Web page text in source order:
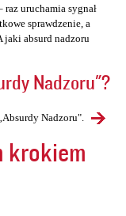
uruchamia sygnał
sprawdzenie, a
jaki absurd nadzoru
Nadzoru"?
Nadzoru".
krokiem